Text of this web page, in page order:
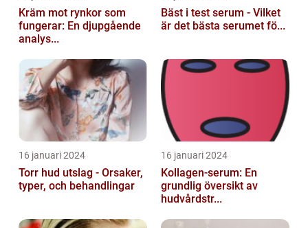
Kräm mot rynkor som
fungerar: En djupgående
analys...
Bäst i test serum - Vilket
är det bästa serumet fö...
16 januari 2024
Torr hud utslag - Orsaker,
typer, och behandlingar
16 januari 2024
Kollagen-serum: En
grundlig översikt av
hudvårdstr...